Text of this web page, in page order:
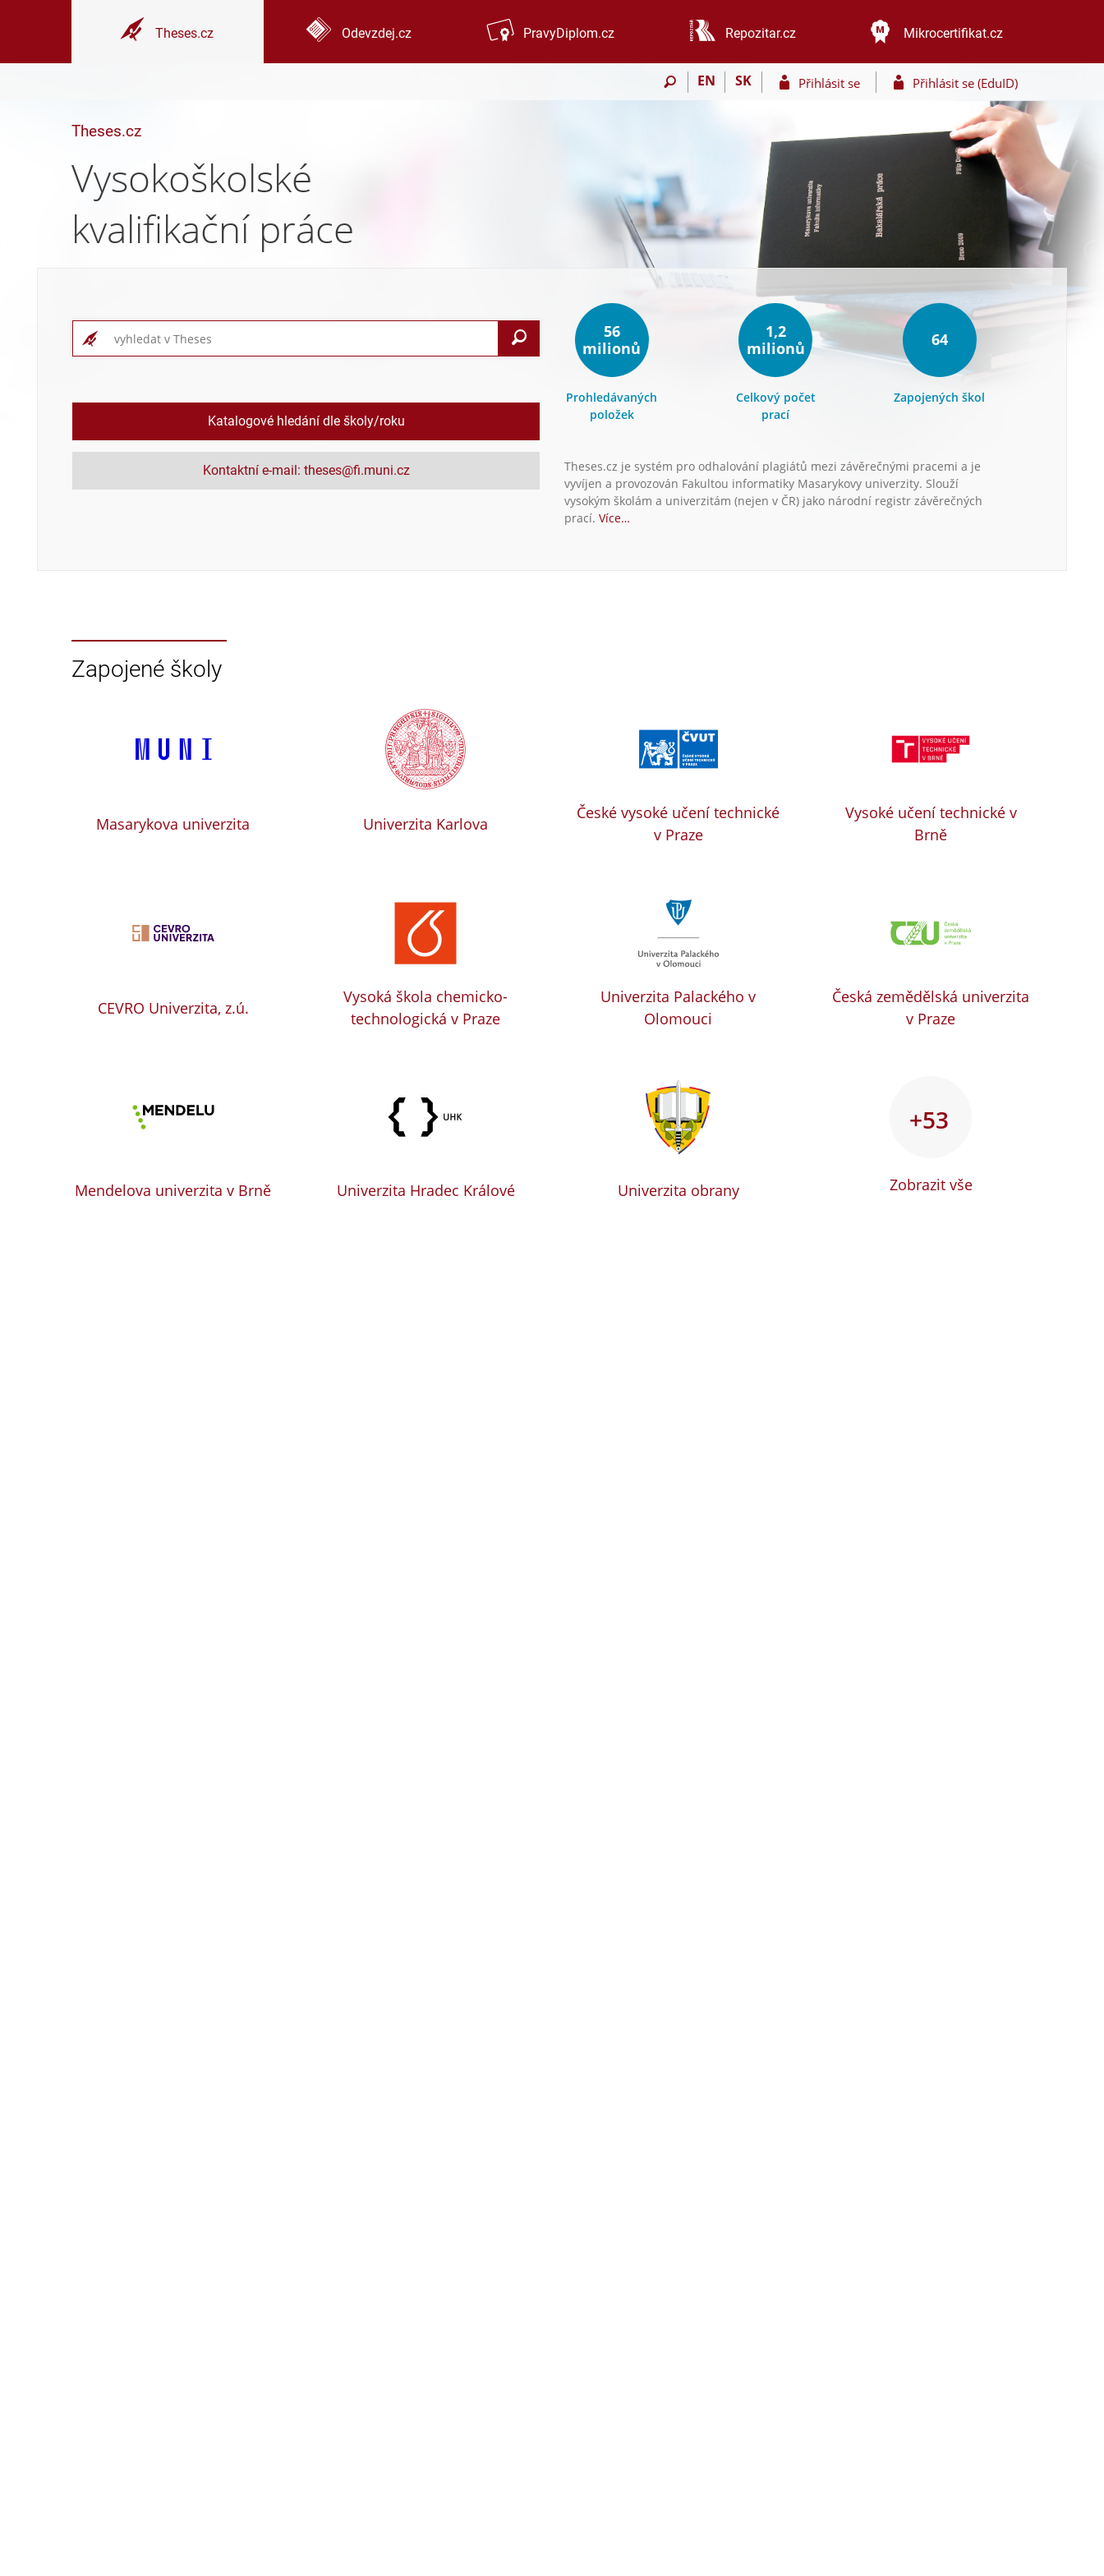
Theses.cz Odevzdej.cz PravyDiplom.cz Repozitar.cz Mikrocertifikat.cz
EN SK Přihlásit se Přihlásit se (EduID)
Theses.cz
Vysokoškolské
kvalifikační práce
Vyhledat
Katalogové hledání dle školy/roku
Kontaktní e-mail: theses@fi.muni.cz
56
milionů
Prohledávaných
položek
1,2
milionů
Celkový počet
prací
64
Zapojených škol
Theses.cz je systém pro odhalování plagiátů mezi závěrečnými pracemi a je
vyvíjen a provozován Fakultou informatiky Masarykovy univerzity. Slouží
vysokým školám a univerzitám (nejen v ČR) jako národní registr závěrečných
prací. Více…
Zapojené školy
Masarykova univerzita Univerzita Karlova
České vysoké učení technické
v Praze
Vysoké učení technické v
Brně
CEVRO Univerzita, z.ú.
Vysoká škola chemicko-
technologická v Praze
Univerzita Palackého v
Olomouci
Česká zemědělská univerzita
v Praze
Mendelova univerzita v Brně Univerzita Hradec Králové Univerzita obrany
+53
Zobrazit vše